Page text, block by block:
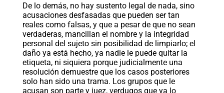
De lo demás, no hay sustento legal de nada, sino
acusaciones desfasadas que pueden ser tan
reales como falsas, y que a pesar de que no sean
verdaderas, mancillan el nombre y la integridad
personal del sujeto sin posibilidad de limpiarlo; el
daño ya está hecho, ya nadie le puede quitar la
etiqueta, ni siquiera porque judicialmente una
resolución demuestre que los casos posteriores
solo han sido una trama. Los grupos que le
acusan son parte y juez, verdugos que ya lo